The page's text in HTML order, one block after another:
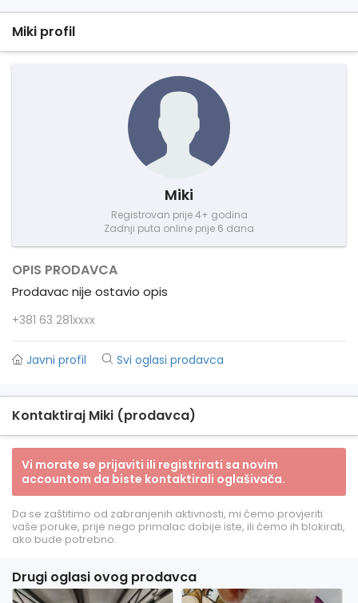
Miki profil
Miki
Registrovan prije 4+ godina
Zadnji puta online prije 6 dana
OPIS PRODAVCA
Prodavac nije ostavio opis
+381 63 281xxxx
Javni profil Svi oglasi prodavca
Kontaktiraj Miki (prodavca)
Vi morate se prijaviti ili registrirati sa novim
accountom da biste kontaktirali oglašivača.
Da se zaštitimo od zabranjenih aktivnosti, mi ćemo provjeriti
vaše poruke, prije nego primalac dobije iste, ili ćemo ih blokirati,
ako bude potrebno.
Drugi oglasi ovog prodavca